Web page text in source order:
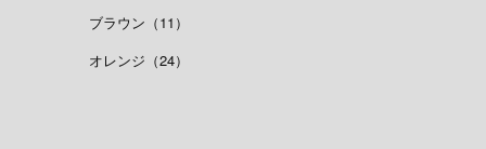
ブラウン（11）
オレンジ（24）